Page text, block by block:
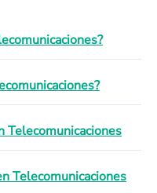
Telecomunicaciones
Telecomunicaciones